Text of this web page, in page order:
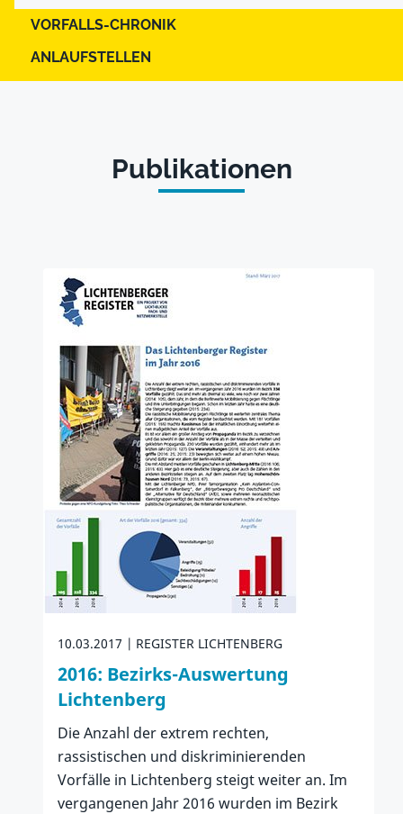
VORFALLS-CHRONIK
ANLAUFSTELLEN
Publikationen
10.03.2017 REGISTER LICHTENBERG
2016: Bezirks-Auswertung
Lichtenberg
Die Anzahl der extrem rechten,
rassistischen und diskriminierenden
Vorfälle in Lichtenberg steigt weiter an. Im
vergangenen Jahr 2016 wurden im Bezirk